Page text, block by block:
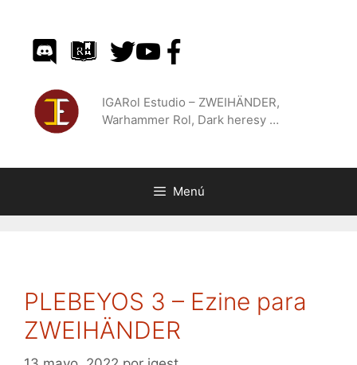
contenido
IGARol Estudio – ZWEIHÄNDER,
Warhammer Rol, Dark heresy …
Menú
PLEBEYOS 3 – Ezine para
ZWEIHÄNDER